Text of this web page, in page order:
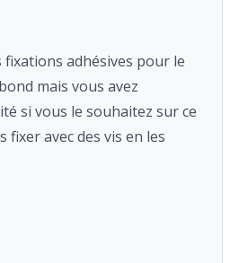
adhésives pour le
mais vous avez
si vous le souhaitez sur ce
fixer avec des vis en les